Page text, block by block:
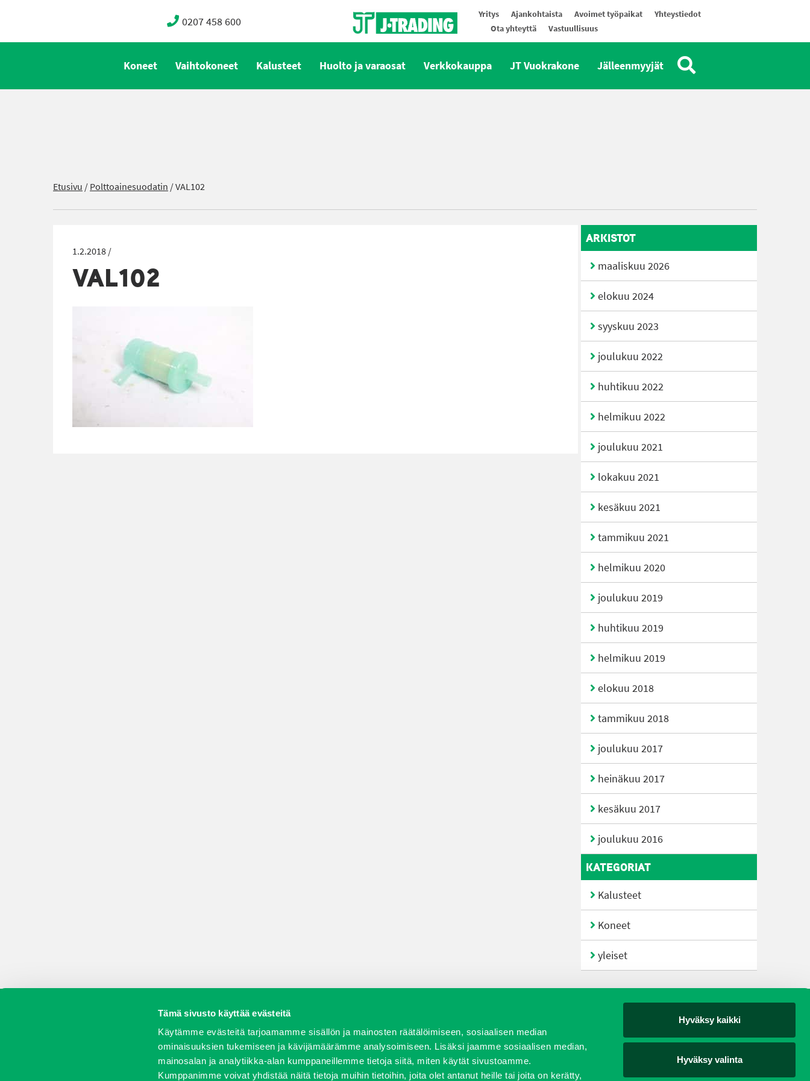
Tämä sivusto käyttää evästeitä
Käytämme evästeitä tarjoamamme sisällön ja mainosten räätälöimiseen, sosiaalisen median
ominaisuuksien tukemiseen ja kävijämäärämme analysoimiseen. Lisäksi jaamme sosiaalisen median,
mainosalan ja analytiikka-alan kumppaneillemme tietoja siitä, miten käytät sivustoamme.
Kumppanimme voivat yhdistää näitä tietoja muihin tietoihin, joita olet antanut heille tai joita on kerätty,
Hyväksy kaikki
Hyväksy valinta
0207 458 600 Yritys Ajankohtaista Avoimet työpaikat
Yhteystiedot
Ota yhteyttä
Vastuullisuus
Koneet Vaihtokoneet Kalusteet Huolto ja varaosat Verkkokauppa JT Vuokrakone Jälleenmyyjät
Etusivu /Polttoainesuodatin /VAL102
1.2.2018 /
VAL102
ARKISTOT
maaliskuu 2026
elokuu 2024
syyskuu 2023
joulukuu 2022
huhtikuu 2022
helmikuu 2022
joulukuu 2021
lokakuu 2021
kesäkuu 2021
tammikuu 2021
helmikuu 2020
joulukuu 2019
huhtikuu 2019
helmikuu 2019
elokuu 2018
tammikuu 2018
joulukuu 2017
heinäkuu 2017
kesäkuu 2017
joulukuu 2016
KATEGORIAT
Kalusteet
Koneet
yleiset
Vaihtokoneet Kalusteet Huolto ja varaosat Verkkokauppa JT Vuokrakone Jälleenmyyjät